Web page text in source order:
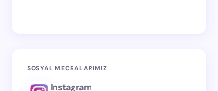
SOSYAL MECRALARIMIZ
Instagram